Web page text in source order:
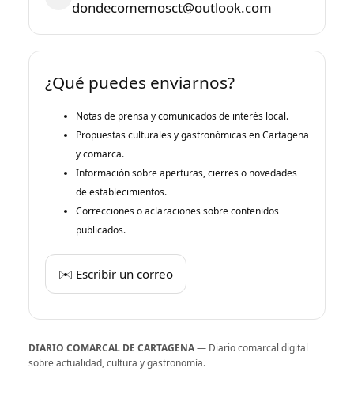
dondecomemosct@outlook.com
¿Qué puedes enviarnos?
Notas de prensa y comunicados de interés local.
Propuestas culturales y gastronómicas en Cartagena
y comarca.
Información sobre aperturas, cierres o novedades
de establecimientos.
Correcciones o aclaraciones sobre contenidos
publicados.
✉️ Escribir un correo
DIARIO COMARCAL DE CARTAGENA— Diario comarcal digital
sobre actualidad, cultura y gastronomía.